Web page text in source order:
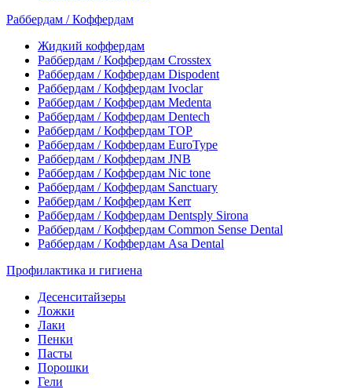
Раббердам / Коффердам
Жидкий коффердам
Раббердам / Коффердам Crosstex
Раббердам / Коффердам Dispodent
Раббердам / Коффердам Ivoclar
Раббердам / Коффердам Medenta
Раббердам / Коффердам Dentech
Раббердам / Коффердам ТОР
Раббердам / Коффердам EuroType
Раббердам / Коффердам JNB
Раббердам / Коффердам Nic tone
Раббердам / Коффердам Sanctuary
Раббердам / Коффердам Kerr
Раббердам / Коффердам Dentsply Sirona
Раббердам / Коффердам Common Sense Dental
Раббердам / Коффердам Asa Dental
Профилактика и гигиена
Десенситайзеры
Ложки
Лаки
Пенки
Пасты
Порошки
Гели